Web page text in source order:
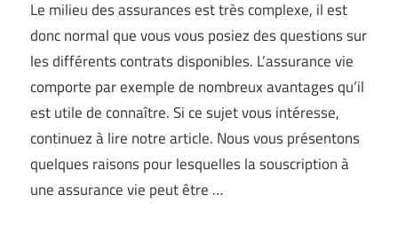
Le milieu des assurances est très complexe, il est
donc normal que vous vous posiez des questions sur
les différents contrats disponibles. L’assurance vie
comporte par exemple de nombreux avantages qu’il
est utile de connaître. Si ce sujet vous intéresse,
continuez à lire notre article. Nous vous présentons
quelques raisons pour lesquelles la souscription à
une assurance vie peut être …